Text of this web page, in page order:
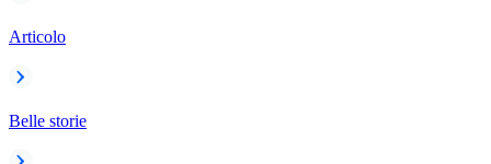
Articolo
Belle storie